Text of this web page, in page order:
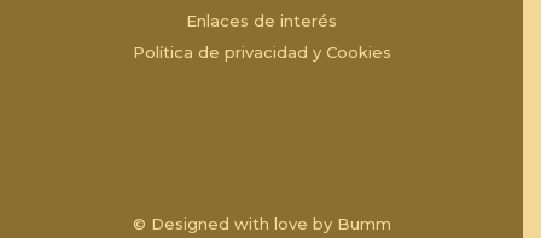
Enlaces de interés
Política de privacidad y Cookies
© Designed with love by Bumm